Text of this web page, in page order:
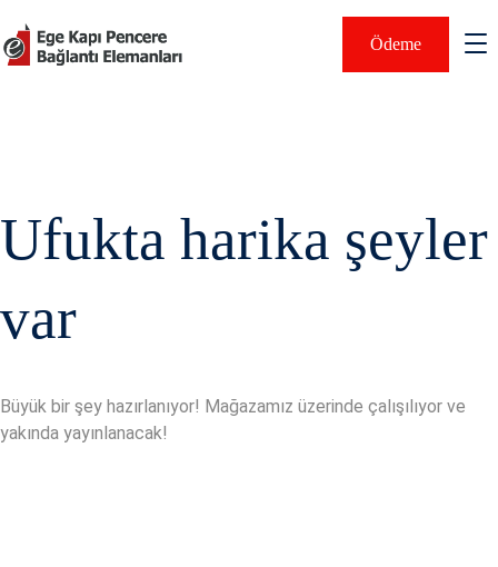
Ödeme
Ufukta harika şeyler
var
Büyük bir şey hazırlanıyor! Mağazamız üzerinde çalışılıyor ve
yakında yayınlanacak!